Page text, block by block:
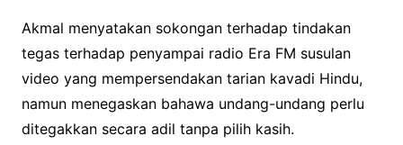
Akmal menyatakan sokongan terhadap tindakan
tegas terhadap penyampai radio Era FM susulan
video yang mempersendakan tarian kavadi Hindu,
namun menegaskan bahawa undang-undang perlu
ditegakkan secara adil tanpa pilih kasih.